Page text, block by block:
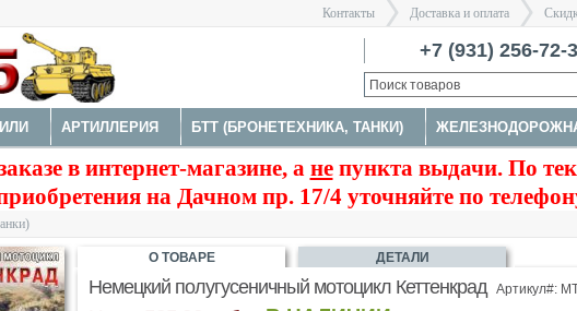
Контакты
>
Доставка и оплата
>
+7 (931) 256-72-
Санкт-Петербург
АРТИЛЛЕРИЯ БТТ (БРОНЕТЕХНИКА, ТАНКИ)
ФИГУРЫ МОДЕЛИ КОРАБЛЕЙ И ПОДЛОДОК КОСМОС ЗДАНИЯ,
в интернет-магазине, а непункта выдачи. По
на Дачном пр. 17/4 уточняйте по
Немецкий полугусеничный мотоцикл Кеттенкрад Артикул#:
О ТОВАРЕ ДЕТАЛИ